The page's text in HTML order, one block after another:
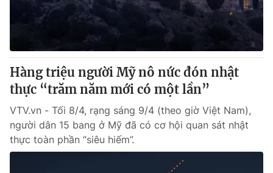
Hàng triệu người Mỹ nô nức đón nhật
thực “trăm năm mới có một lần”
VTV.vn - Tối 8/4, rạng sáng 9/4 (theo giờ Việt Nam),
người dân 15 bang ở Mỹ đã có cơ hội quan sát nhật
thực toàn phần “siêu hiếm”.